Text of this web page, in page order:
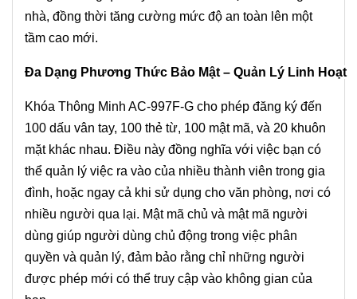
nhà, đồng thời tăng cường mức độ an toàn lên một
tầm cao mới.
Đa Dạng Phương Thức Bảo Mật – Quản Lý Linh Hoạt
Khóa Thông Minh AC-997F-G cho phép đăng ký đến
100 dấu vân tay, 100 thẻ từ, 100 mật mã, và 20 khuôn
mặt khác nhau. Điều này đồng nghĩa với việc bạn có
thể quản lý việc ra vào của nhiều thành viên trong gia
đình, hoặc ngay cả khi sử dụng cho văn phòng, nơi có
nhiều người qua lại. Mật mã chủ và mật mã người
dùng giúp người dùng chủ động trong việc phân
quyền và quản lý, đảm bảo rằng chỉ những người
được phép mới có thể truy cập vào không gian của